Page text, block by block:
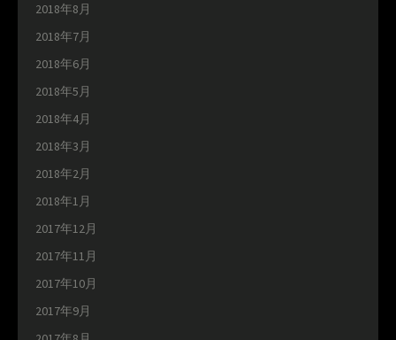
2018年8月
2018年7月
2018年6月
2018年5月
2018年4月
2018年3月
2018年2月
2018年1月
2017年12月
2017年11月
2017年10月
2017年9月